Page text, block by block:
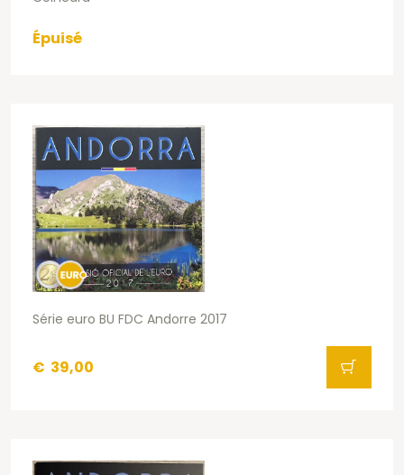
Épuisé
Série euro BU FDC Andorre 2017
€ 39,00